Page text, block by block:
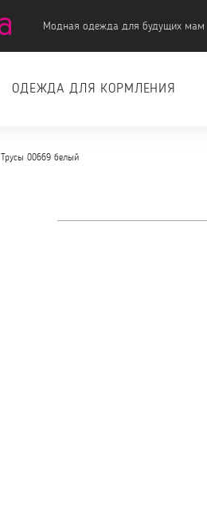
Модная одежда для будущих мам
ОДЕЖДА ДЛЯ КОРМЛЕНИЯ
Трусы 00669 белый